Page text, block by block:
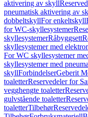
aktivering av skyll
pneumatisk aktivering av
dobbeltskyllFor enkeltskyll
for WC-skyllesystemer
skyllesystemerRåbyggsett
skyllesystemer med
For WC skyllesystemer
skyllesystemer med
skyllForbindelserGeberit
toaletterReservedeler for
vegghengte toaletter
gulvstående toaletter
toaletterTilbehør